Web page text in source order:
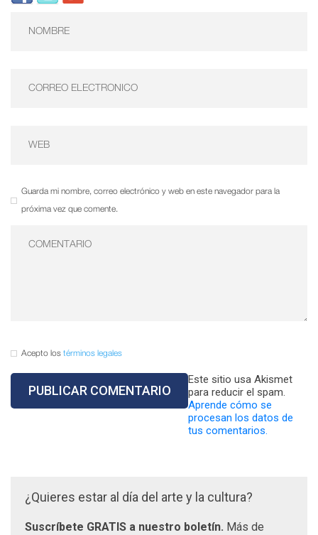
Guarda mi nombre, correo electrónico y web en este navegador para la
próxima vez que comente.
Acepto los términos legales
Este sitio usa Akismet
para reducir el spam.
Aprende cómo se
procesan los datos de
tus comentarios.
¿Quieres estar al día del arte y la cultura?
Suscríbete GRATIS a nuestro boletín. Más de